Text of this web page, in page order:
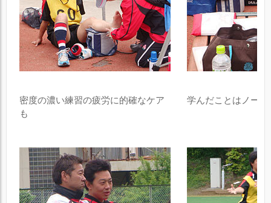
密度の濃い練習の疲労に的確なケア
も
学んだことはノート